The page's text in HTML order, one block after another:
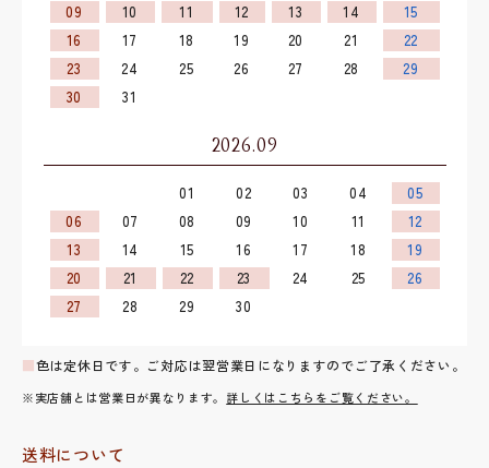
09
10 11 12 13 14
15
16
17 18 19 20 21
22
23
24 25 26 27 28
29
30
31
2026.09
01 02 03 04
05
06
07 08 09 10 11
12
13
14 15 16 17 18
19
20
21 22 23 24 25
26
27
28 29 30
■色は定休日です。ご対応は翌営業日になりますのでご了承ください。
※実店舗とは営業日が異なります。 詳しくはこちらをご覧ください。
送料について